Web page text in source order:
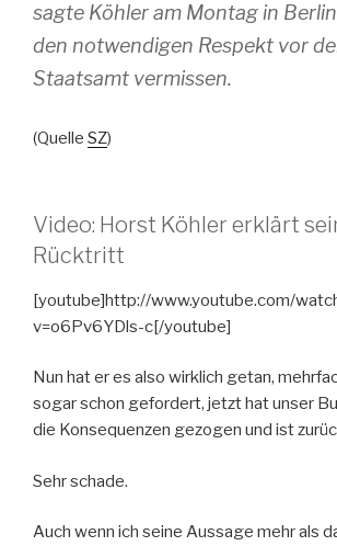
sagte Köhler am Montag in
den notwendigen Respekt vor
Staatsamt vermissen.
(Quelle SZ)
Video: Horst Köhler erklärt
Rücktritt
[youtube]http://www.youtube.com/
v=o6Pv6YDls-c[/youtube]
Nun hat er es also wirklich getan,
sogar schon gefordert, jetzt hat unser
die Konsequenzen gezogen und ist
Sehr schade.
Auch wenn ich seine Aussage mehr als